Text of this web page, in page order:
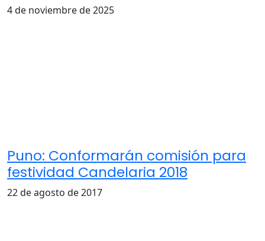
4 de noviembre de 2025
Puno: Conformarán comisión para
festividad Candelaria 2018
22 de agosto de 2017